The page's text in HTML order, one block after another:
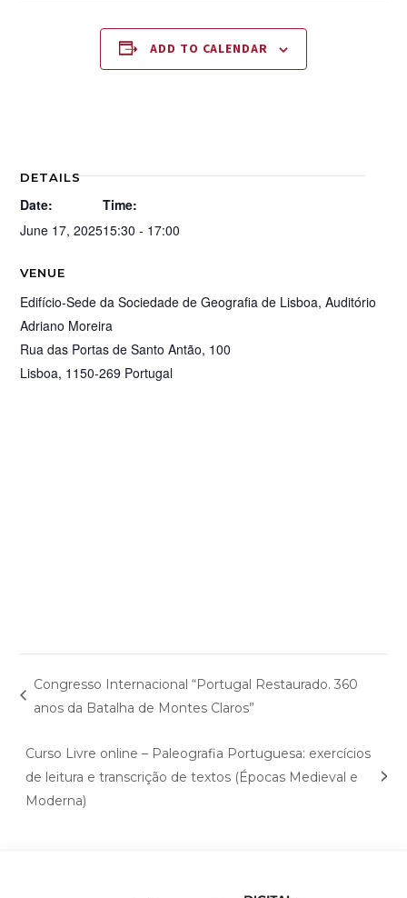
ADD TO CALENDAR
DETAILS
Date:
June 17, 2025
Time:
15:30 - 17:00
VENUE
Edifício-Sede da Sociedade de Geografia de Lisboa, Auditório
Adriano Moreira
Rua das Portas de Santo Antão, 100
Lisboa, 1150-269 Portugal
Congresso Internacional “Portugal Restaurado. 360
anos da Batalha de Montes Claros”
Curso Livre online – Paleografia Portuguesa: exercícios
de leitura e transcrição de textos (Épocas Medieval e
Moderna)